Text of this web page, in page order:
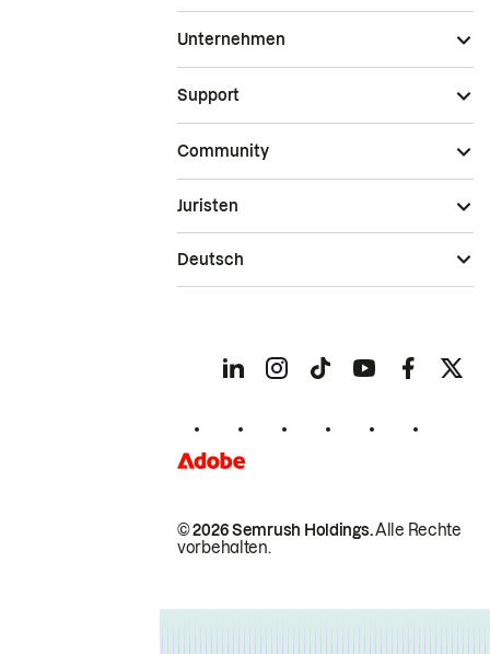
Unternehmen
Support
Community
© 2026 Semrush Holdings.Alle Rechte
vorbehalten.
Juristen
Deutsch